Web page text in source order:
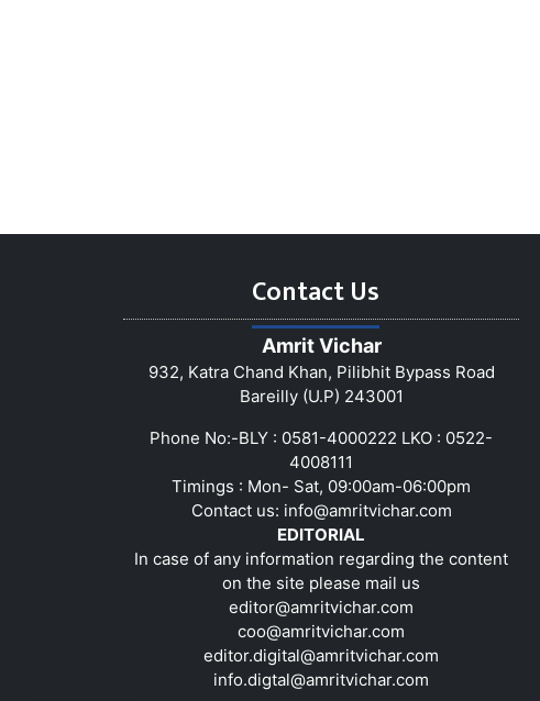
Contact Us
Amrit Vichar
932, Katra Chand Khan, Pilibhit Bypass Road
Bareilly (U.P) 243001
Phone No:-BLY : 0581-4000222 LKO : 0522-
4008111
Timings : Mon- Sat, 09:00am-06:00pm
Contact us: info@amritvichar.com
EDITORIAL
In case of any information regarding the content
on the site please mail us
editor@amritvichar.com
coo@amritvichar.com
editor.digital@amritvichar.com
info.digtal@amritvichar.com